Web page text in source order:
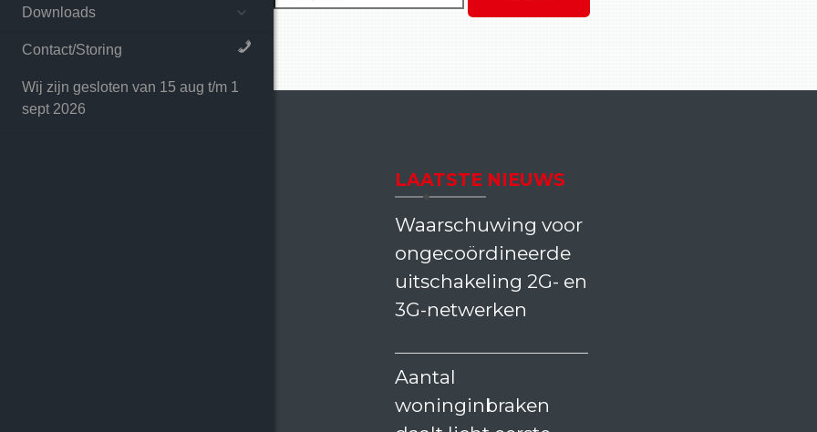
Downloads
Contact/Storing
Wij zijn gesloten van 15 aug t/m 1
sept 2026
naar:
LAATSTE NIEUWS
Waarschuwing voor
ongecoördineerde
uitschakeling 2G- en
3G-netwerken
Aantal
woninginbraken